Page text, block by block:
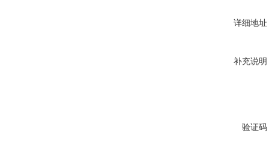
详细地址
补充说明
验证码